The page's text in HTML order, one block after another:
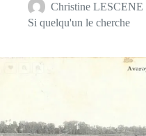
Christine LESCENE
Si quelqu'un le cherche